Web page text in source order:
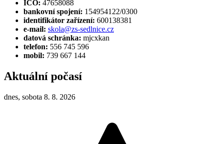
IČO: 47658088
bankovní spojení: 154954122/0300
identifikátor zařízení: 600138381
e-mail: skola@zs-sedlnice.cz
datová schránka: mjcxkan
telefon: 556 745 596
mobil: 739 667 144
Aktuální počasí
dnes, sobota 8. 8. 2026